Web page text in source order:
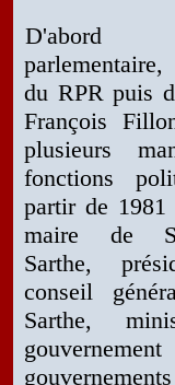
D'abord
du RPR puis
François
plusieurs
fonctions
partir de 1981
maire de
Sarthe,
conseil
Sarthe,